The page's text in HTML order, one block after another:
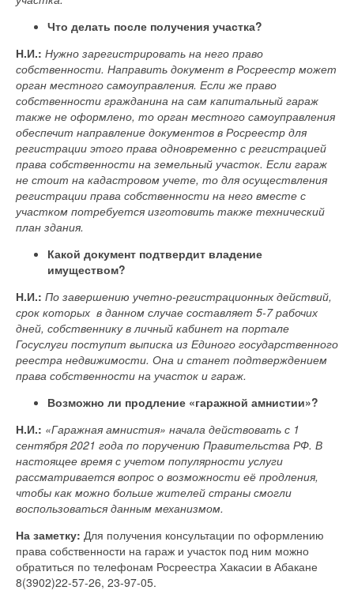
Что делать после получения участка?
Н.И.: Нужно зарегистрировать на него право
собственности. Направить документ в Росреестр может
орган местного самоуправления. Если же право
собственности гражданина на сам капитальный гараж
также не оформлено, то орган местного самоуправления
обеспечит направление документов в Росреестр для
регистрации этого права одновременно с регистрацией
права собственности на земельный участок. Если гараж
не стоит на кадастровом учете, то для осуществления
регистрации права собственности на него вместе с
участком потребуется изготовить также технический
план здания.
Какой документ подтвердит владение
имуществом?
Н.И.: По завершению учетно-регистрационных действий,
срок которых в данном случае составляет 5-7 рабочих
дней, собственнику в личный кабинет на портале
Госуслуги поступит выписка из Единого государственного
реестра недвижимости. Она и станет подтверждением
права собственности на участок и гараж.
Возможно ли продление «гаражной амнистии»?
Н.И.: «Гаражная амнистия» начала действовать с 1
сентября 2021 года по поручению Правительства РФ. В
настоящее время с учетом популярности услуги
рассматривается вопрос о возможности её продления,
чтобы как можно больше жителей страны смогли
воспользоваться данным механизмом.
На заметку: Для получения консультации по оформлению
права собственности на гараж и участок под ним можно
обратиться по телефонам Росреестра Хакасии в Абакане
8(3902)22-57-26, 23-97-05.